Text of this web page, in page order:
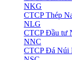
NKG
CTCP Thép
NLG
CTCP Đầu tư
NNC
CTCP Đá Núi